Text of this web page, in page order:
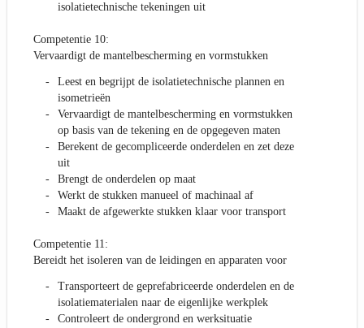
isolatietechnische tekeningen uit
Competentie 10:
Vervaardigt de mantelbescherming en vormstukken
Leest en begrijpt de isolatietechnische plannen en
isometrieën
Vervaardigt de mantelbescherming en vormstukken
op basis van de tekening en de opgegeven maten
Berekent de gecompliceerde onderdelen en zet deze
uit
Brengt de onderdelen op maat
Werkt de stukken manueel of machinaal af
Maakt de afgewerkte stukken klaar voor transport
Competentie 11:
Bereidt het isoleren van de leidingen en apparaten voor
Transporteert de geprefabriceerde onderdelen en de
isolatiematerialen naar de eigenlijke werkplek
Controleert de ondergrond en werksituatie